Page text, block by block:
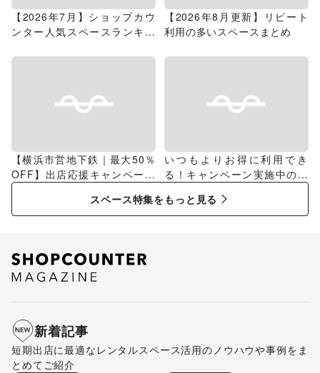
【2026年7月】ショップカウ
ンター人気スペースランキン
【2026年8月更新】リピート
利用の多いスペースまとめ
【横浜市営地下鉄｜最大50％
OFF】出店応援キャンペーン
特集
いつもよりお得に利用でき
る！キャンペーン実施中のス
スペース特集をもっと見る
新着記事
短期出店に最適なレンタルスペース活用のノウハウや事例をま
とめてご紹介